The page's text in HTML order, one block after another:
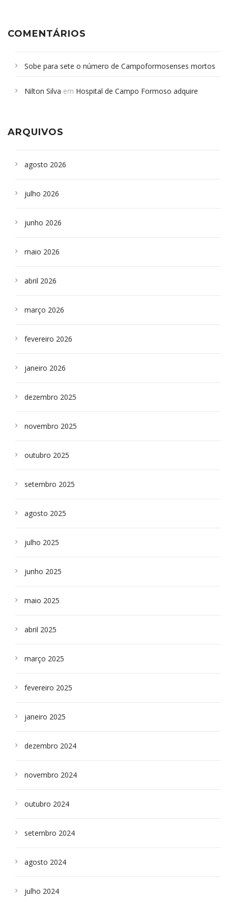
COMENTÁRIOS
Sobe para sete o número de Campoformosenses mortos
Campoformosenses que morreram em desabamentos são
Nilton Silva em Hospital de Campo Formoso adquire
ARQUIVOS
agosto 2026
julho 2026
junho 2026
maio 2026
abril 2026
março 2026
fevereiro 2026
janeiro 2026
dezembro 2025
novembro 2025
outubro 2025
setembro 2025
agosto 2025
julho 2025
junho 2025
maio 2025
abril 2025
março 2025
fevereiro 2025
janeiro 2025
dezembro 2024
novembro 2024
outubro 2024
setembro 2024
agosto 2024
julho 2024